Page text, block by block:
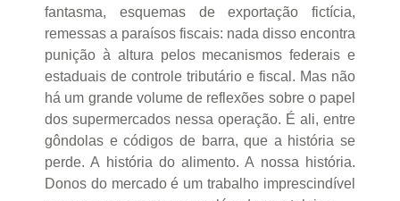
fantasma, esquemas de exportação fictícia,
remessas a paraísos fiscais: nada disso encontra
punição à altura pelos mecanismos federais e
estaduais de controle tributário e fiscal. Mas não
há um grande volume de reflexões sobre o papel
dos supermercados nessa operação. É ali, entre
gôndolas e códigos de barra, que a história se
perde. A história do alimento. A nossa história.
Donos do mercado é um trabalho imprescindível